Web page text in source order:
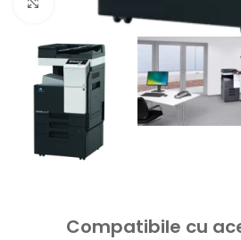
Compatibile cu